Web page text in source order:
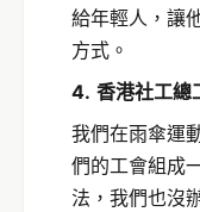
給年輕人，讓
方式。
4. 香港社工總
我們在雨傘運
們的工會組成
法，我們也沒